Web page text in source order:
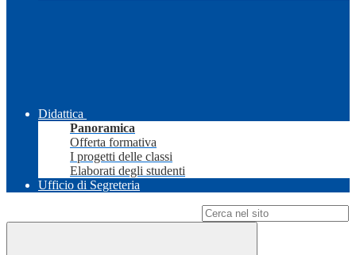
Didattica
Panoramica
Offerta formativa
I progetti delle classi
Elaborati degli studenti
Ufficio di Segreteria